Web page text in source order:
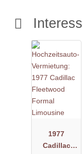
1977
Cadillac